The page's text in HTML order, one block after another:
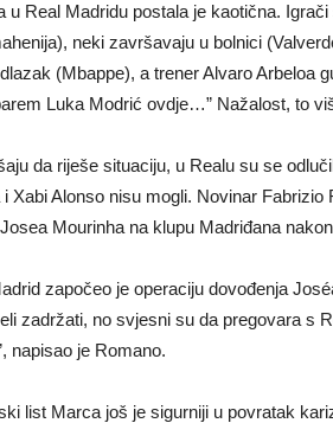
u Real Madridu postala je kaotična.
neki završavaju u bolnici
(Mbappe), a trener Alvaro Arbeloa
Luka Modrić ovdje…” Nažalost, to
da riješe situaciju, u Realu su se
i Xabi Alonso nisu mogli. Novinar
Mourinha na klupu Madriđana
započeo je operaciju dovođenja
zadržati, no svjesni su da pregovara s
napisao je Romano.
list Marca još je sigurniji u povratak